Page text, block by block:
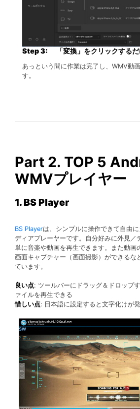
Step 3: 「変換」をクリックするだ
あっという間に作業は完了し、WMV動
す。
Part 2. TOP 5
WMVプレイヤー
1. BS Player
BS Playerは、シンプルに操作できて自由
ディアプレーヤーです。自分好みに外見／
単に音楽や動画を再生できます。また動画
画面キャプチャー（画面撮影）ができるな
ています。
良い点: ツールバーにドラッグ＆ドロップ
ァイルを再生できる
惜しい点: 日本語に設定すると文字化けが